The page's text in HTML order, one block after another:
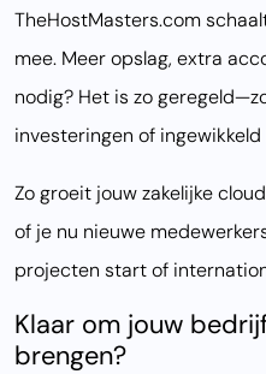
TheHostMasters.com
mee. Meer opslag, extra
nodig? Het is zo
investeringen of ingewikkeld
Zo groeit jouw zakelijke
of je nu nieuwe
projecten start of
Klaar om jouw
brengen?